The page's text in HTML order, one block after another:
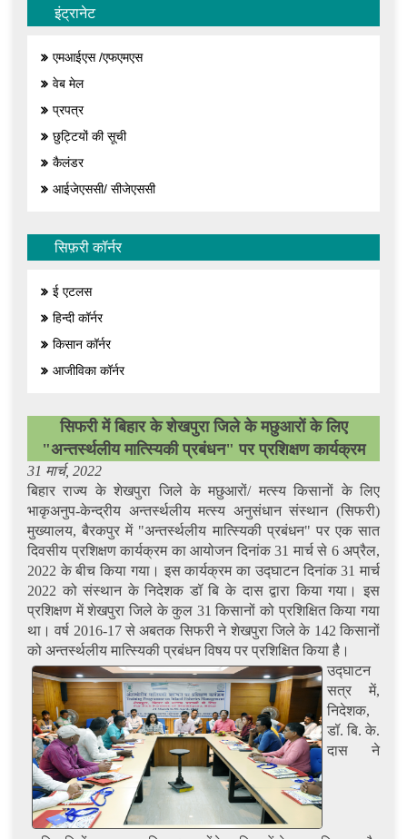
इंट्रानेट
एमआईएस /एफएमएस
वेब मेल
प्रपत्र
छुट्टियों की सूची
कैलंडर
आईजेएससी/ सीजेएससी
सिफ़री कॉर्नर
ई एटलस
हिन्दी कॉर्नर
किसान कॉर्नर
आजीविका कॉर्नर
सिफरी में बिहार के शेखपुरा जिले के मछुआरों के लिए
"अन्तर्स्थलीय मात्स्यिकी प्रबंधन" पर प्रशिक्षण कार्यक्रम
31 मार्च, 2022
बिहार राज्य के शेखपुरा जिले के मछुआरों/ मत्स्य किसानों के लिए
भाकृअनुप-केन्द्रीय अन्तर्स्थलीय मत्स्य अनुसंधान संस्थान (सिफरी)
मुख्यालय, बैरकपुर में "अन्तर्स्थलीय मात्स्यिकी प्रबंधन" पर एक सात
दिवसीय प्रशिक्षण कार्यक्रम का आयोजन दिनांक 31 मार्च से 6 अप्रैल,
2022 के बीच किया गया। इस कार्यक्रम का उद्घाटन दिनांक 31 मार्च
2022 को संस्थान के निदेशक डॉ बि के दास द्वारा किया गया। इस
प्रशिक्षण में शेखपुरा जिले के कुल 31 किसानों को प्रशिक्षित किया गया
था। वर्ष 2016-17 से अबतक सिफरी ने शेखपुरा जिले के 142 किसानों
को अन्तर्स्थलीय मात्स्यिकी प्रबंधन विषय पर प्रशिक्षित किया है।
उद्घाटन
सत्र में,
निदेशक,
डॉ. बि. के.
दास ने